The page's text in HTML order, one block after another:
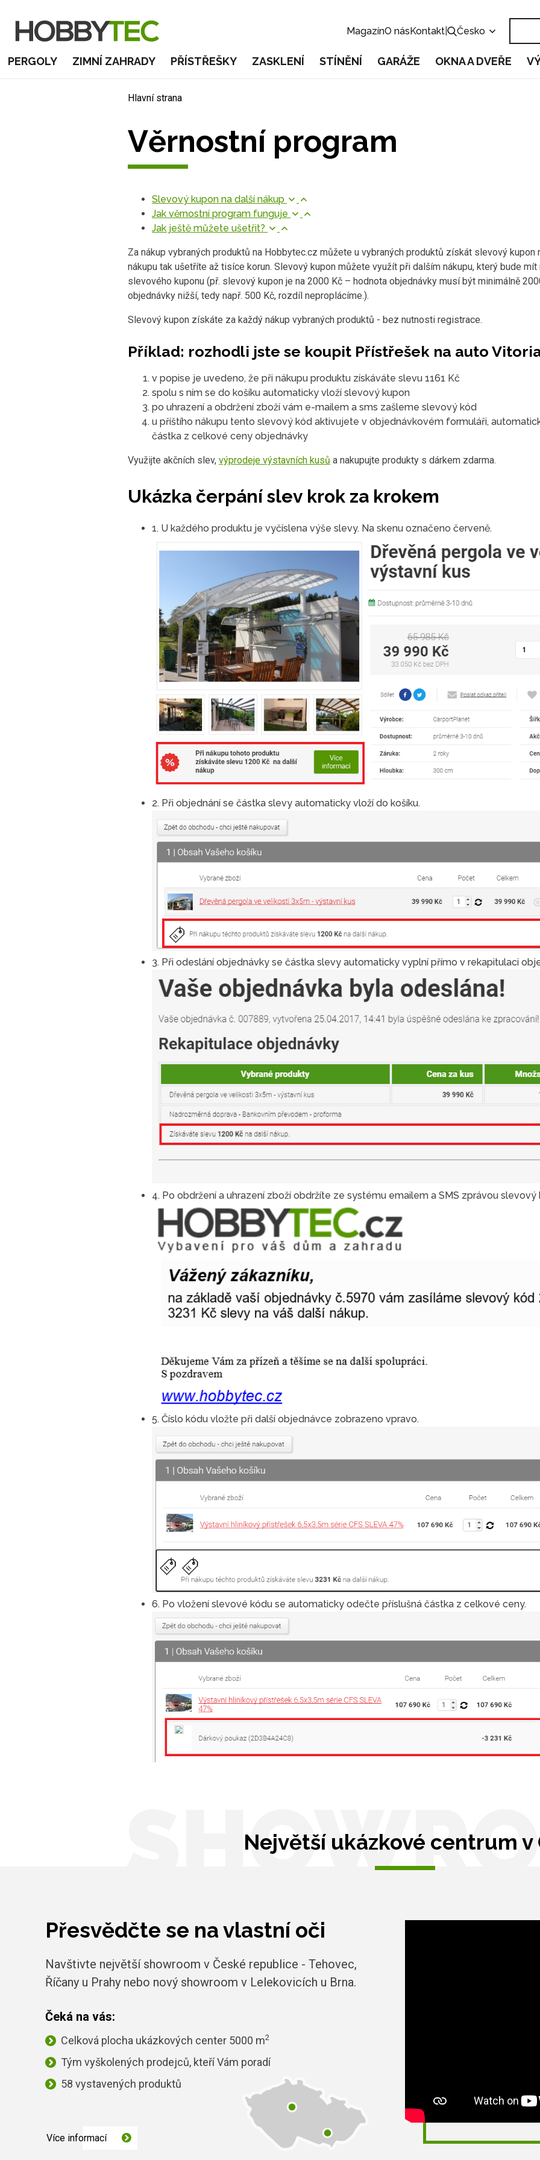
MagazínO násKontakt Česko
PERGOLY ZIMNÍ ZAHRADY PŘÍSTŘEŠKY ZASKLENÍ STÍNĚNÍ GARÁŽE OKNA A DVEŘE
Hlavní strana
Věrnostní program
Slevový kupon na další nákup
Jak věrnostní program funguje
Jak ještě můžete ušetřit?
Za nákup vybraných produktů na Hobbytec.cz můžete u vybraných produktů získát slevový kupon
nákupu tak ušetříte až tisíce korun. Slevový kupon můžete využít při dalším nákupu, který bude
slevového kuponu (př. slevový kupon je na 2000 Kč – hodnota objednávky musí být minimálně
objednávky nižší, tedy např. 500 Kč, rozdíl neproplácíme.).
Slevový kupon získáte za každý nákup vybraných produktů - bez nutnosti registrace.
Příklad: rozhodli jste se koupit Přístřešek na auto
v popise je uvedeno, že při nákupu produktu získáváte slevu 1161 Kč
spolu s ním se do košíku automaticky vloží slevový kupon
po uhrazení a obdržení zboží vám e-mailem a sms zašleme slevový kód
u příštího nákupu tento slevový kód aktivujete v objednávkovém formuláři,
částka z celkové ceny objednávky
Využijte akčních slev, výprodeje výstavních kusů a nakupujte produkty s dárkem zdarma.
Ukázka čerpání slev krok za krokem
1. U každého produktu je vyčíslena výše slevy. Na skenu označeno červeně.
2. Při objednání se částka slevy automaticky vloží do košíku.
3. Při odeslání objednávky se částka slevy automaticky vyplní přímo v rekapitulaci
4. Po obdržení a uhrazení zboží obdržíte ze systému emailem a SMS zprávou slevový
5. Číslo kódu vložte při další objednávce zobrazeno vpravo.
6. Po vložení slevové kódu se automaticky odečte příslušná částka z celkové ceny.
Největší ukázkové centrum v
Přesvědčte se na vlastní oči
Navštivte největší showroom v České republice - Tehovec,
Říčany u Prahy nebo nový showroom v Lelekovicích u Brna.
Čeká na vás:
Celková plocha ukázkových center 5000 m2
Tým vyškolených prodejců, kteří Vám poradí
58 vystavených produktů
Více informací